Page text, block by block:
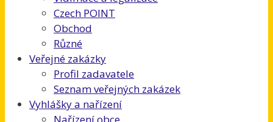
Czech POINT
Obchod
Různé
Veřejné zakázky
Profil zadavatele
Seznam veřejných zakázek
Vyhlášky a nařízení